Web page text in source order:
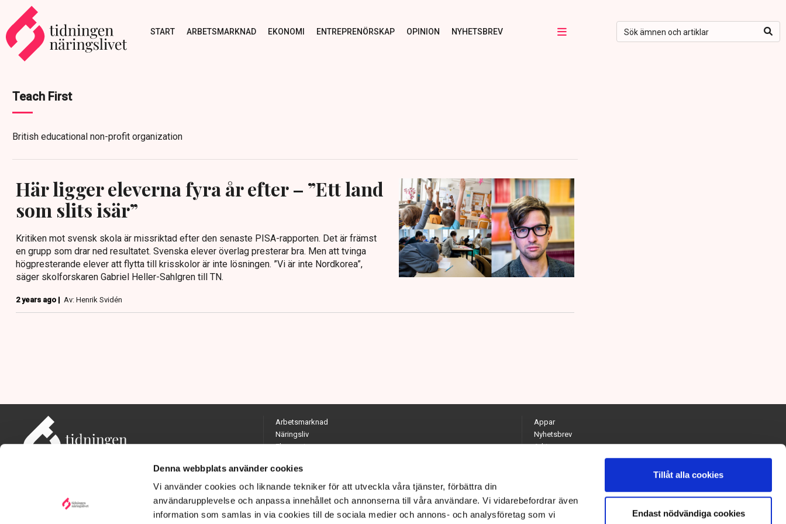
Denna webbplats använder cookies
Vi använder cookies och liknande tekniker för att utveckla våra tjänster, förbättra din
användarupplevelse och anpassa innehållet och annonserna till våra användare. Vi vidarebefordrar även
information som samlas in via cookies till de sociala medier och annons- och analysföretag som vi
Tillåt alla cookies
Endast nödvändiga cookies
START ARBETSMARKNAD EKONOMI ENTREPRENÖRSKAP OPINION NYHETSBREV
Teach First
British educational non-profit organization
Här ligger eleverna fyra år efter – ”Ett land
som slits isär”
Kritiken mot svensk skola är missriktad efter den senaste PISA-rapporten. Det är främst
en grupp som drar ned resultatet. Svenska elever överlag presterar bra. Men att tvinga
högpresterande elever att flytta till krisskolor är inte lösningen. ”Vi är inte Nordkorea”,
säger skolforskaren Gabriel Heller-Sahlgren till TN.
2 years ago | Av: Henrik Svidén
Adress: Tidningen Näringslivet, 114 82 Stockholm
Arbetsmarknad
Näringsliv
Ekonomi
Opinion
Hållbarhet
Utrikes
Quiz
Appar
Nyhetsbrev
Arkiv
Kontakta redaktionen
Chefredaktör och ansvarig utgivare: